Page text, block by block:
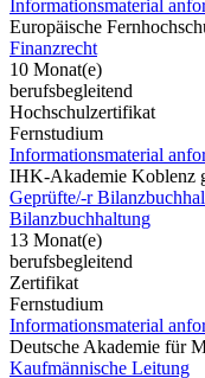
Informationsmaterial
Europäische
Finanzrecht
10 Monat(e)
berufsbegleitend
Hochschulzertifikat
Fernstudium
Informationsmaterial
IHK-Akademie Koblenz
Geprüfte/-r
Bilanzbuchhaltung
13 Monat(e)
berufsbegleitend
Zertifikat
Fernstudium
Informationsmaterial
Deutsche Akademie für
Kaufmännische Leitung